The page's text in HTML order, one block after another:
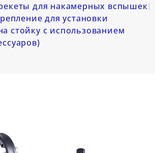
для накамерных вспышек
для установки
стойку с использованием